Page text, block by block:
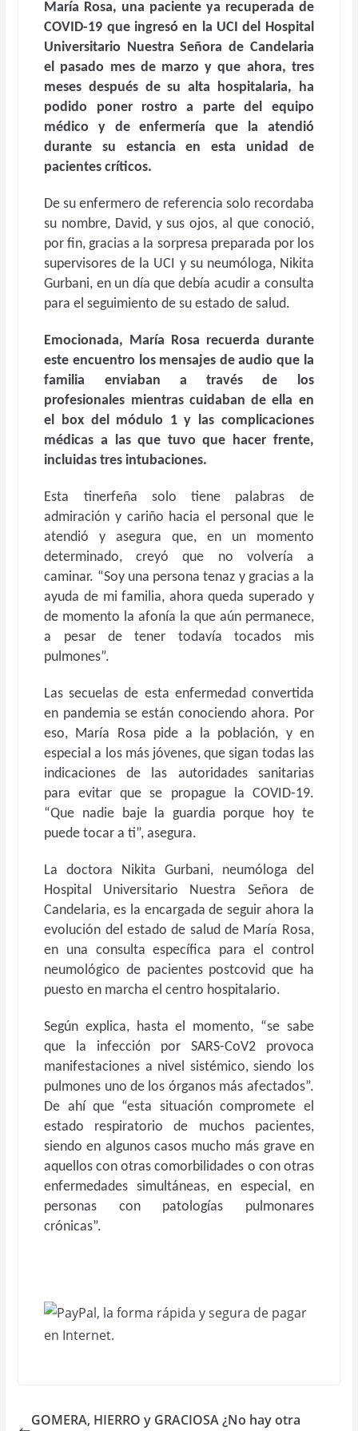
María Rosa, una paciente ya recuperada de
COVID-19 que ingresó en la UCI del Hospital
Universitario Nuestra Señora de Candelaria
el pasado mes de marzo y que ahora, tres
meses después de su alta hospitalaria, ha
podido poner rostro a parte del equipo
médico y de enfermería que la atendió
durante su estancia en esta unidad de
pacientes críticos.
De su enfermero de referencia solo recordaba
su nombre, David, y sus ojos, al que conoció,
por fin, gracias a la sorpresa preparada por los
supervisores de la UCI y su neumóloga, Nikita
Gurbani, en un día que debía acudir a consulta
para el seguimiento de su estado de salud.
Emocionada, María Rosa recuerda durante
este encuentro los mensajes de audio que la
familia enviaban a través de los
profesionales mientras cuidaban de ella en
el box del módulo 1 y las complicaciones
médicas a las que tuvo que hacer frente,
incluidas tres intubaciones.
Esta tinerfeña solo tiene palabras de
admiración y cariño hacia el personal que le
atendió y asegura que, en un momento
determinado, creyó que no volvería a
caminar. “Soy una persona tenaz y gracias a la
ayuda de mi familia, ahora queda superado y
de momento la afonía la que aún permanece,
a pesar de tener todavía tocados mis
pulmones”.
Las secuelas de esta enfermedad convertida
en pandemia se están conociendo ahora. Por
eso, María Rosa pide a la población, y en
especial a los más jóvenes, que sigan todas las
indicaciones de las autoridades sanitarias
para evitar que se propague la COVID-19.
“Que nadie baje la guardia porque hoy te
puede tocar a ti”, asegura.
La doctora Nikita Gurbani, neumóloga del
Hospital Universitario Nuestra Señora de
Candelaria, es la encargada de seguir ahora la
evolución del estado de salud de María Rosa,
en una consulta específica para el control
neumológico de pacientes postcovid que ha
puesto en marcha el centro hospitalario.
Según explica, hasta el momento, “se sabe
que la infección por SARS-CoV2 provoca
manifestaciones a nivel sistémico, siendo los
pulmones uno de los órganos más afectados”.
De ahí que “esta situación compromete el
estado respiratorio de muchos pacientes,
siendo en algunos casos mucho más grave en
aquellos con otras comorbilidades o con otras
enfermedades simultáneas, en especial, en
personas con patologías pulmonares
crónicas”.
GOMERA, HIERRO y GRACIOSA ¿No hay otra